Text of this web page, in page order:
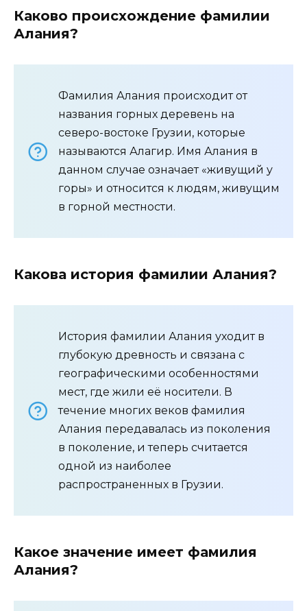
Каково происхождение фамилии
Алания?
Фамилия Алания происходит от
названия горных деревень на
северо-востоке Грузии, которые
называются Алагир. Имя Алания в
данном случае означает «живущий у
горы» и относится к людям, живущим
в горной местности.
Какова история фамилии Алания?
История фамилии Алания уходит в
глубокую древность и связана с
географическими особенностями
мест, где жили её носители. В
течение многих веков фамилия
Алания передавалась из поколения
в поколение, и теперь считается
одной из наиболее
распространенных в Грузии.
Какое значение имеет фамилия
Алания?